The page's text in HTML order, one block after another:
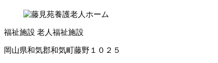
福祉施設 老人福祉施設
岡山県和気郡和気町藤野１０２５